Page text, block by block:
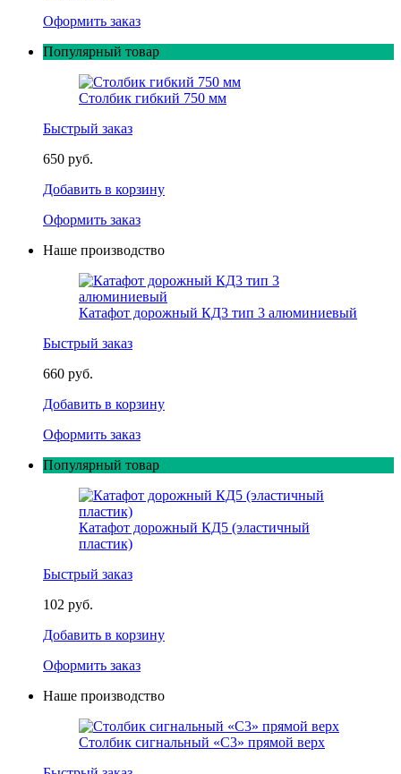
Оформить заказ
Популярный товар
Столбик гибкий 750 мм
Быстрый заказ
650 руб.
Добавить в корзину
Оформить заказ
Наше производство
Катафот дорожный КД3 тип 3 алюминиевый
Быстрый заказ
660 руб.
Добавить в корзину
Оформить заказ
Популярный товар
Катафот дорожный КД5 (эластичный
пластик)
Быстрый заказ
102 руб.
Добавить в корзину
Оформить заказ
Наше производство
Столбик сигнальный «С3» прямой верх